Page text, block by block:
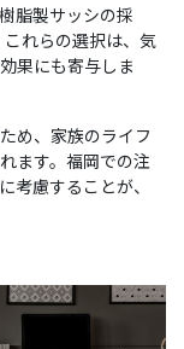
脂製サッシの採
れらの選択は、気
果にも寄与しま
め、家族のライフ
ます。福岡での注
考慮することが、